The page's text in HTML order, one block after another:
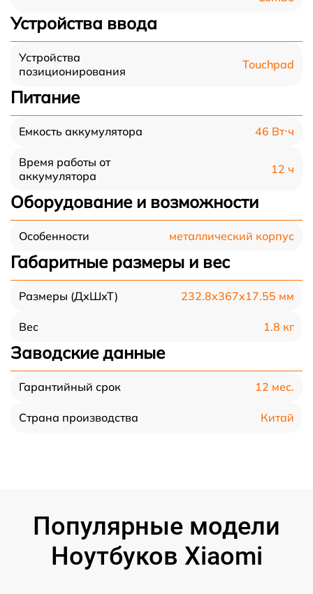
Устройства ввода
Устройства
позиционирования
Touchpad
Питание
Емкость аккумулятора 46 Вт⋅ч
Время работы от
аккумулятора
12 ч
Оборудование и возможности
Особенности металлический корпус
Габаритные размеры и вес
Размеры (ДхШхТ) 232.8x367x17.55 мм
Вес 1.8 кг
Заводские данные
Гарантийный срок 12 мес.
Страна производства Китай
Популярные модели
Ноутбуков Xiaomi